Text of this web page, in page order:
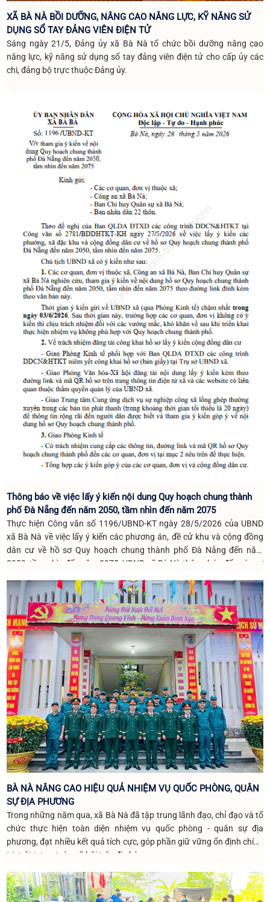
XÃ BÀ NÀ BỒI DƯỠNG, NÂNG CAO NĂNG LỰC, KỸ NĂNG SỬ
DỤNG SỔ TAY ĐẢNG VIÊN ĐIỆN TỬ
Sáng ngày 21/5, Đảng ủy xã Bà Nà tổ chức bồi dưỡng nâng cao
năng lực, kỹ năng sử dụng sổ tay đảng viên điện tử cho cấp ủy các
chi, đảng bộ trực thuộc Đảng ủy.
Thông báo về việc lấy ý kiến nội dung Quy hoạch chung thành
phố Đà Nẵng đến năm 2050, tầm nhìn đến năm 2075
Thực hiện Công văn số 1196/UBND-KT ngày 28/5/2026 của UBND
xã Bà Nà về việc lấy ý kiến các phương án, đề cử khu và cộng đồng
dân cư về hồ sơ Quy hoạch chung thành phố Đà Nẵng đến năm
2050, tầm nhìn đến năm 2075; UBND xã Bà Nà thông báo đến các cơ
BÀ NÀ NÂNG CAO HIỆU QUẢ NHIỆM VỤ QUỐC PHÒNG, QUÂN
SỰ ĐỊA PHƯƠNG
Trong những năm qua, xã Bà Nà đã tập trung lãnh đạo, chỉ đạo và tổ
chức thực hiện toàn diện nhiệm vụ quốc phòng - quân sự địa
phương, đạt nhiều kết quả tích cực, góp phần giữ vững ổn định chính
trị, trật tự an toàn xã hội trên địa bàn.